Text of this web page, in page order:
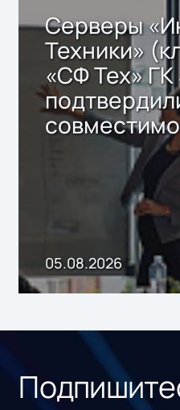
Серверы
Техники»
«СФ Тех»
решением
Storage 2.x
хранения
05.08.2026